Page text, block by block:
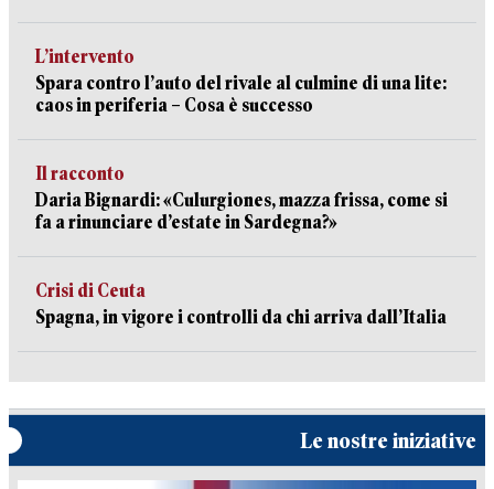
L’intervento
Spara contro l’auto del rivale al culmine di una lite:
caos in periferia – Cosa è successo
Il racconto
Daria Bignardi: «Culurgiones, mazza frissa, come si
fa a rinunciare d’estate in Sardegna?»
Crisi di Ceuta
Spagna, in vigore i controlli da chi arriva dall’Italia
Le nostre iniziative